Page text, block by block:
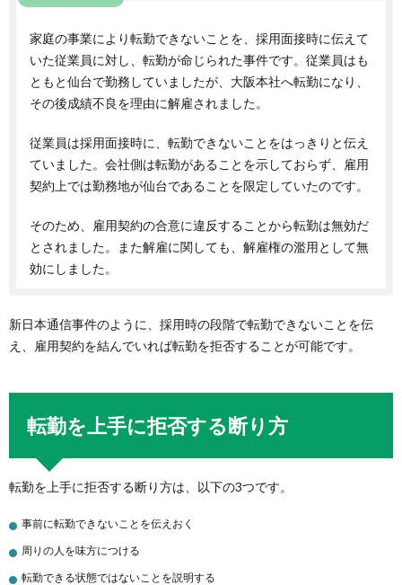
家庭の事業により転勤できないことを、採用面接時に伝えて
いた従業員に対し、転勤が命じられた事件です。従業員はも
ともと仙台で勤務していましたが、大阪本社へ転勤になり、
その後成績不良を理由に解雇されました。
従業員は採用面接時に、転勤できないことをはっきりと伝え
ていました。会社側は転勤があることを示しておらず、雇用
契約上では勤務地が仙台であることを限定していたのです。
そのため、雇用契約の合意に違反することから転勤は無効だ
とされました。また解雇に関しても、解雇権の濫用として無
効にしました。
新日本通信事件のように、採用時の段階で転勤できないことを伝
え、雇用契約を結んでいれば転勤を拒否することが可能です。
転勤を上手に拒否する断り方
転勤を上手に拒否する断り方は、以下の3つです。
事前に転勤できないことを伝えおく
周りの人を味方につける
転勤できる状態ではないことを説明する